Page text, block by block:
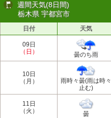
週間天気(8日間)
栃木県 宇都宮市
日付 天気
09日
（日）
曇のち雨
10日
（月）
雨時々曇(雨は時々
止む)
11日
（火）
曇